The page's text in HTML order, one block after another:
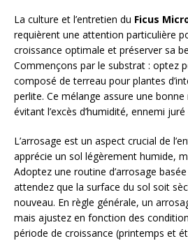
La culture et l’entretien du Ficus
requièrent une attention particulière
croissance optimale et préserver sa
Commençons par le substrat : optez
composé de terreau pour plantes
perlite. Ce mélange assure une
évitant l’excès d’humidité, ennemi
L’arrosage est un aspect crucial de
apprécie un sol légèrement humide,
Adoptez une routine d’arrosage
attendez que la surface du sol soit
nouveau. En règle générale, un
mais ajustez en fonction des
période de croissance (printemps et